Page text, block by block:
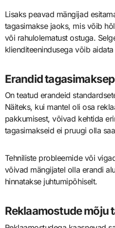
Lisaks peavad mängijad
tagasimakse jaoks, mis võib
või rahulolematust ostuga.
klienditeenindusega võib
Erandid
On teatud erandeid
Näiteks, kui mantel oli osa
pakkumisest, võivad kehtida
tagasimakseid ei pruugi olla
Tehniliste probleemide või
võivad mängijatel olla erandi
hinnatakse juhtumipõhiselt.
Reklaamostude mõju